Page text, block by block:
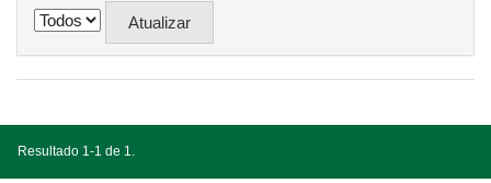
Resultado 1-1 de 1.